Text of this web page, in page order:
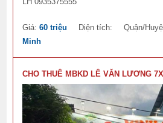
Giá:60 triệu Diện tích: Quận/
Minh
CHO THUÊ MBKD LÊ VĂN LƯƠNG